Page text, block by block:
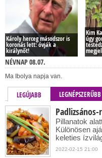
Károly herceg másodszor is
koronás lett: óvják a
királynőt!
Kim
úgy
NÉVNAP 08.07.
Ma Ibolya napja van.
LEGÚJABB LEGNÉPSZERŰBB
Pillanatok
Különösen
keleties
2022-02-15 21:00